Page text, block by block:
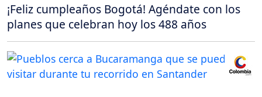
¡Feliz cumpleaños Bogotá! Agéndate con los
planes que celebran hoy los 488 años